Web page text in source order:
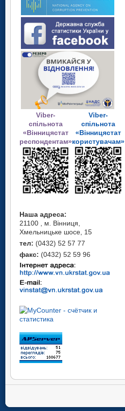
Viber-
спільнота
«Вінницястат
респондентам»
Viber-
спільнота
«Вінницястат
користувачам»
Наша адреса:
21100 , м. Вінниця,
Хмельницьке шосе, 15
тел: (0432) 52 57 77
факс: (0432) 52 59 96